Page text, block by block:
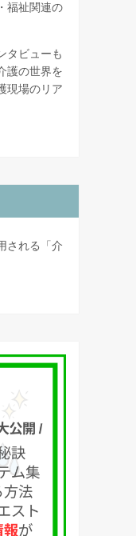
福祉関連の
タビューも
護の世界を
現場のリア
される「介